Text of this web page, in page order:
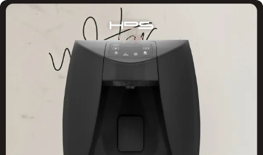
Skip to Content